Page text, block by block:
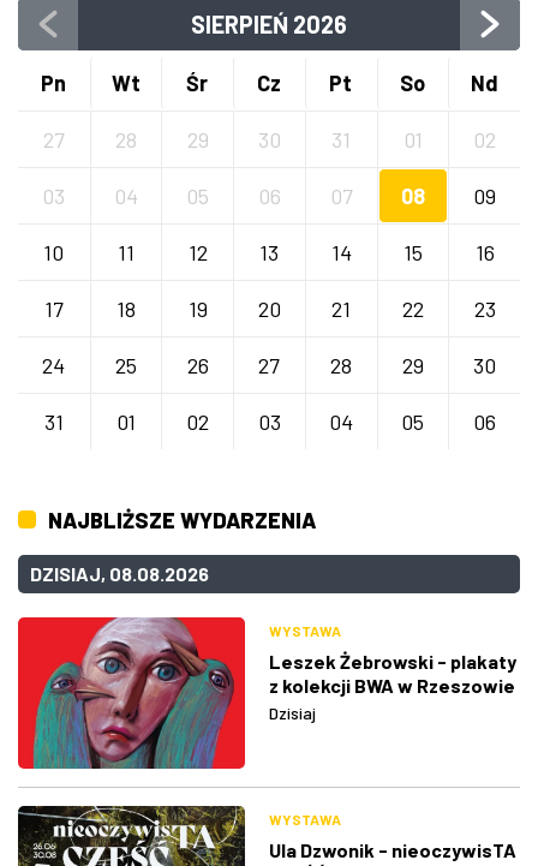
SIERPIEŃ 2026
Pn Wt Śr Cz Pt So Nd
27 28 29 30 31 01 02
03 04 05 06 07 08 09
10 11 12 13 14 15 16
17 18 19 20 21 22 23
24 25 26 27 28 29 30
31 01 02 03 04 05 06
NAJBLIŻSZE WYDARZENIA
DZISIAJ, 08.08.2026
WYSTAWA
Leszek Żebrowski - plakaty
z kolekcji BWA w Rzeszowie
Dzisiaj
WYSTAWA
Ula Dzwonik - nieoczywisTA